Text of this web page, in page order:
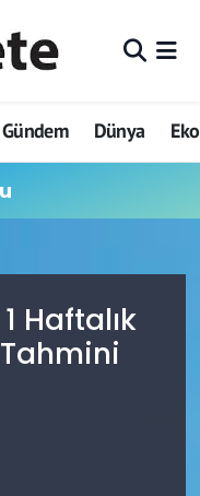
Gündem Dünya
Haftalık
Fikstür